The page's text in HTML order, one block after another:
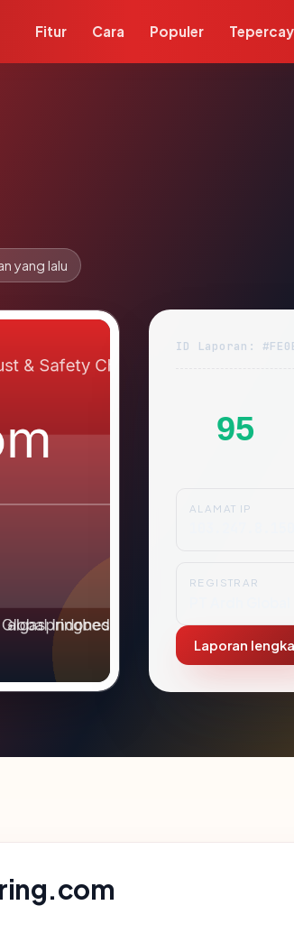
Fitur Cara Populer
yang lalu
ID Laporan:
95
ALAMAT IP
REGISTRAR
Laporan